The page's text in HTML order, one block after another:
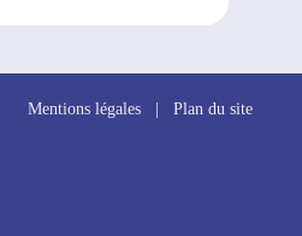
Mentions légales Plan du site